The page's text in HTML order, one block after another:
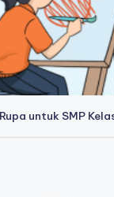
untuk SMP